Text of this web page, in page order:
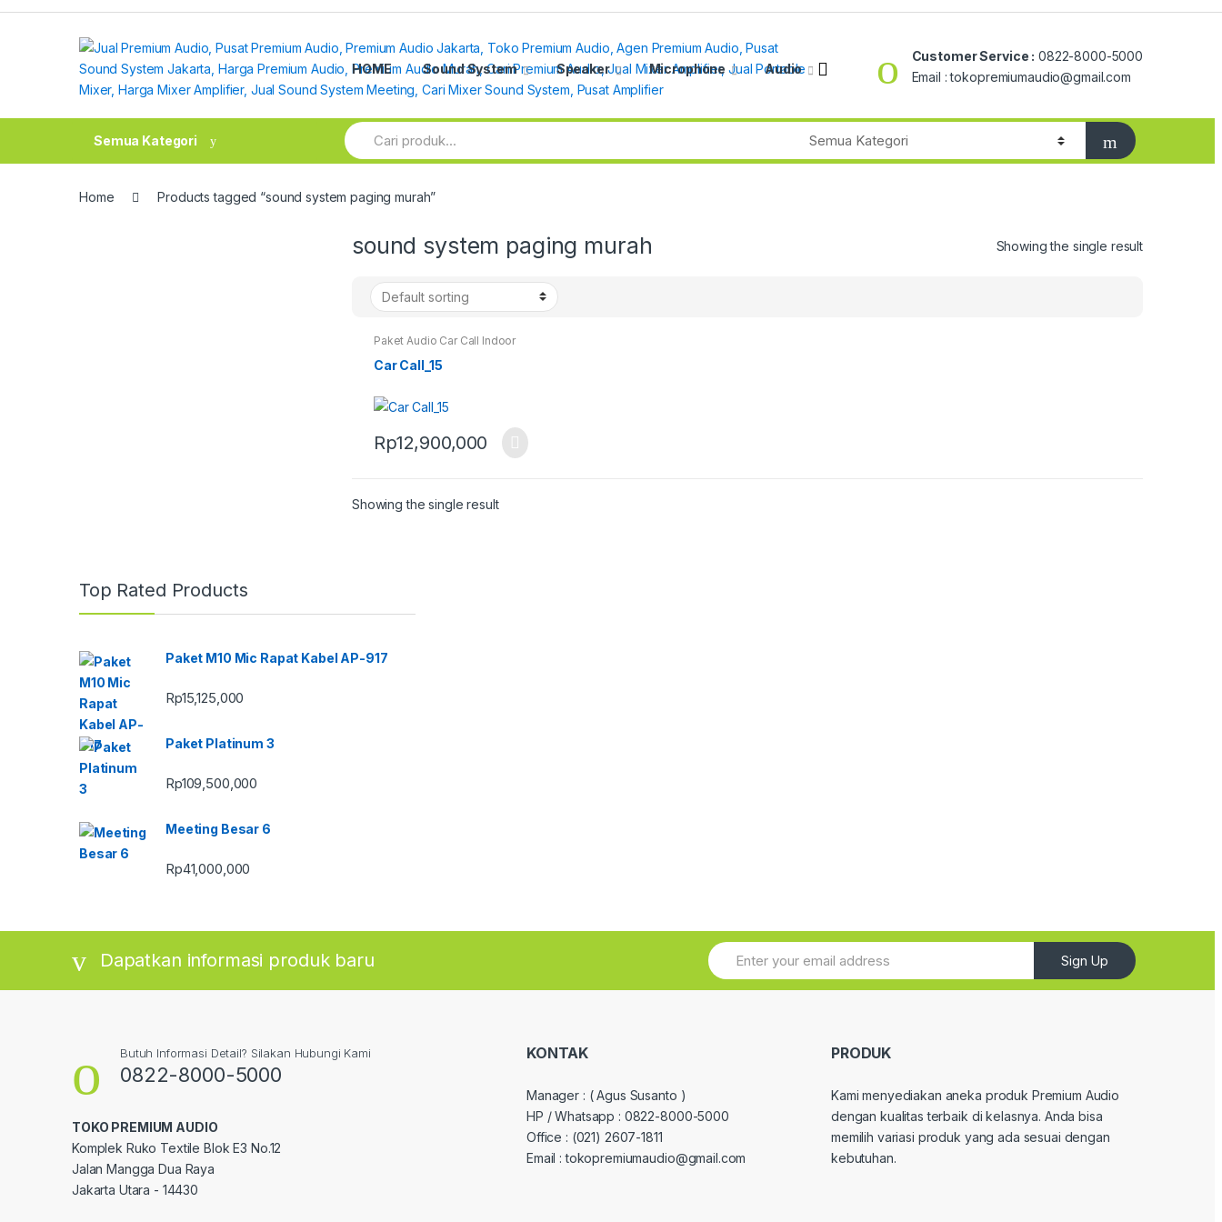
Skip
Skip
HOME
Sound System Speaker Microphone Audio
Customer Service : 0822-8000-5000
Email : tokopremiumaudio@gmail.com
Semua Kategori
Search
for:
Home Products tagged “sound system paging murah”
sound system paging murah Showing the single result
Paket Audio Car Call Indoor
Car Call_15
Rp12,900,000
Showing the single result
Top Rated Products
Paket M10 Mic Rapat Kabel AP-917
Rp15,125,000
Paket Platinum 3
Rp109,500,000
Meeting Besar 6
Rp41,000,000
Dapatkan informasi produk baru Sign Up
Butuh Informasi Detail? Silakan Hubungi Kami
0822-8000-5000
TOKO PREMIUM AUDIO
Komplek Ruko Textile Blok E3 No.12
Jalan Mangga Dua Raya
Jakarta Utara - 14430
KONTAK
Manager : ( Agus Susanto )
HP / Whatsapp : 0822-8000-5000
Office : (021) 2607-1811
Email : tokopremiumaudio@gmail.com
PRODUK
Kami menyediakan aneka produk Premium Audio
dengan kualitas terbaik di kelasnya. Anda bisa
memilih variasi produk yang ada sesuai dengan
kebutuhan.